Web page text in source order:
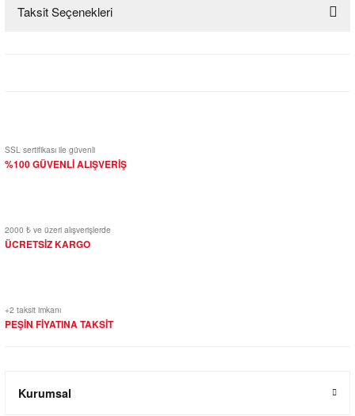
Bu ürüne ilk yorumu siz yapın!
Taksit Seçenekleri
SSL sertifikası ile güvenli
%100 GÜVENLİ ALIŞVERİŞ
2000 ₺ ve üzeri alışverişlerde
ÜCRETSİZ KARGO
+2 taksit imkanı
PEŞİN FİYATINA TAKSİT
Kurumsal